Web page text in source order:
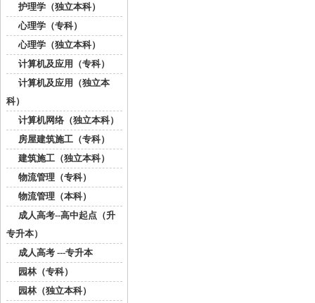
护理学（独立本科）
心理学（专科）
心理学（独立本科）
计算机及应用（专科）
计算机及应用（独立本
科）
计算机网络（独立本科）
房屋建筑施工（专科）
建筑施工（独立本科）
物流管理（专科）
物流管理（本科）
成人高考--高中起点（升
专升本）
成人高考 ---专升本
园林（专科）
园林（独立本科）